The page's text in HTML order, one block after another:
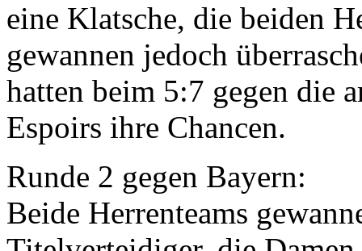
eine Klatsche, die beiden
gewannen jedoch
hatten beim 5:7 gegen die
Espoirs ihre Chancen.
Runde 2 gegen Bayern:
Beide Herrenteams